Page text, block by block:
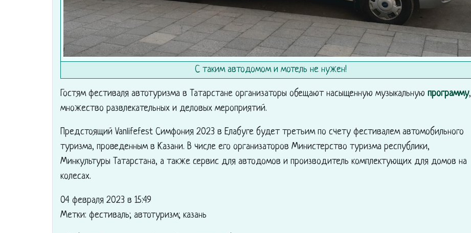
С таким автодомом и мотель не нужен!
Гостям фестиваля автотуризма в Татарстане организаторы обещают насыщенную музыкальную программу,
множество развлекательных и деловых мероприятий.
Предстоящий Vanlifefest Симфония 2023 в Елабуге будет третьим по счету фестивалем автомобильного
туризма, проведенным в Казани. В числе его организаторов Министерство туризма республики,
Минкультуры Татарстана, а также сервис для автодомов и производитель комплектующих для домов на
колесах.
04 февраля 2023 в 15:49
Метки: фестиваль; автотуризм; казань